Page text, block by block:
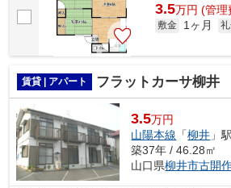
3.5万円 (管理
敷金 1ヶ月
賃貸 | アパート フラットカーサ柳井
3.5万円
山陽本線 「柳井 」
築37年 / 46.28㎡
山口県柳井市古開